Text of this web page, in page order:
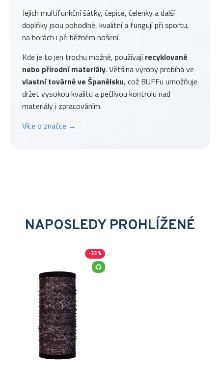
Jejich multifunkční šátky, čepice, čelenky a další
doplňky jsou pohodlné, kvalitní a fungují při sportu,
na horách i při běžném nošení.
Kde je to jen trochu možné, používajírecyklované
nebo přírodní materiály. Většina výroby probíhá ve
vlastní továrně ve Španělsku, což BUFFu umožňuje
držet vysokou kvalitu a pečlivou kontrolu nad
materiály i zpracováním.
Více o značce →
NAPOSLEDY PROHLÍŽENÉ
-33 %